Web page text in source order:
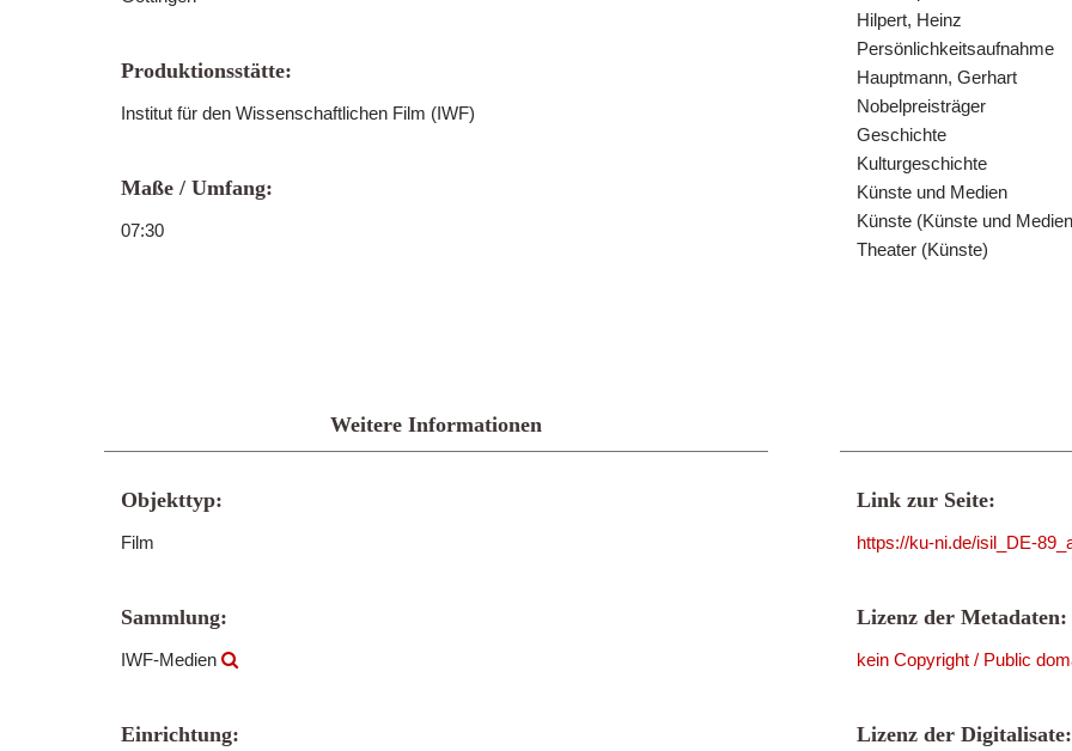
Produktionsstätte:
Institut für den Wissenschaftlichen Film (IWF)
Maße / Umfang:
07:30
Hilpert, Heinz
Persönlichkeitsaufnahme
Hauptmann, Gerhart
Nobelpreisträger
Geschichte
Kulturgeschichte
Künste und Medien
Künste (Künste und
Theater (Künste)
Weitere Informationen
Objekttyp:
Film
Sammlung:
IWF-Medien
Einrichtung:
Link zur Seite:
https://ku-ni.de/isil_DE-
Lizenz der Metadaten:
kein Copyright / Public
Lizenz der Digitalisate: